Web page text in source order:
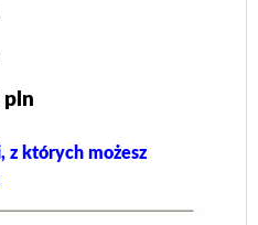
pln
z których możesz